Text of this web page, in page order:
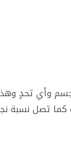
وأي تحدٍ